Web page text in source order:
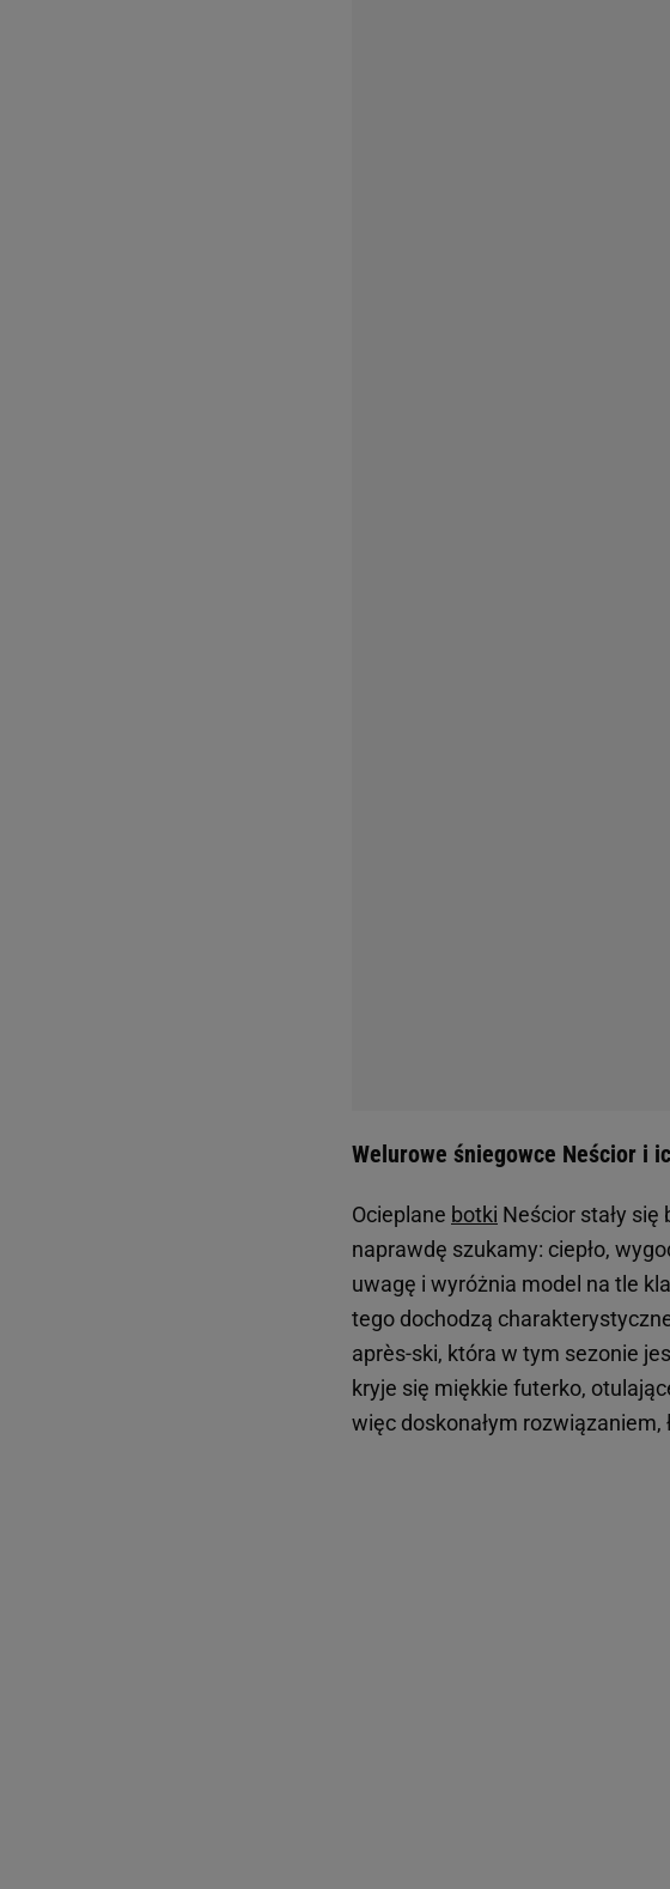
Welurowe śniegowce Neścior i
Ocieplane botki Neścior stały
naprawdę szukamy: ciepło,
uwagę i wyróżnia model na tle
tego dochodzą
après-ski, która w tym sezonie
kryje się miękkie futerko,
więc doskonałym